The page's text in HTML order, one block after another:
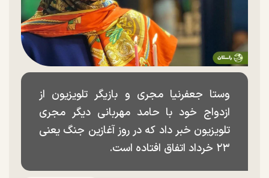
وستا جعفرنیا مجری و بازیگر تلویزیون از
ازدواج خود با حامد مهربانی دیگر مجری
تلویزیون خبر داد که در روز آغازین جنگ یعنی
۲۳ خرداد اتفاق افتاده است.